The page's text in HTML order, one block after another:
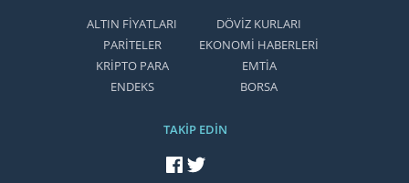
ALTIN FİYATLARI
DÖVİZ KURLARI
PARİTELER
EKONOMİ HABERLERİ
KRİPTO PARA
EMTİA
ENDEKS
BORSA
TAKİP EDİN
facebook'ta takip et
twitter'da takip et